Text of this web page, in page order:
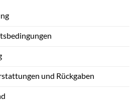
und Rückgaben